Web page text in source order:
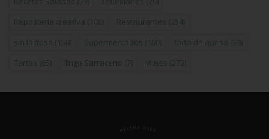
Repostería creativa (108) Restaurantes (254)
sin lactosa (150) Supermercados (100) tarta de queso (59)
Tartas (65) Trigo Sarraceno (7) Viajes (273)